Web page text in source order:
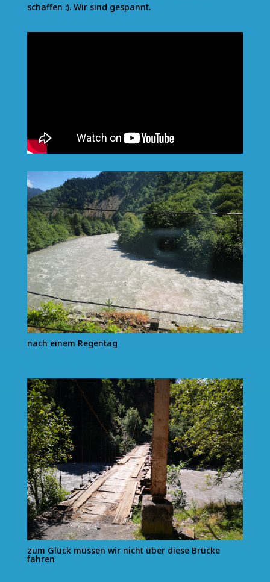
schaffen :). Wir sind gespannt.
nach einem Regentag
zum Glück müssen wir nicht über diese Brücke
fahren